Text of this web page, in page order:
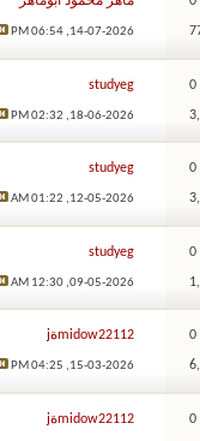
14-07-2026,
06:54 PM
studyeg
18-06-2026,
02:32 PM
studyeg
12-05-2026,
01:22 AM
studyeg
09-05-2026,
12:30 AM
midow22112ةj
15-03-2026,
04:25 PM
midow22112ةj